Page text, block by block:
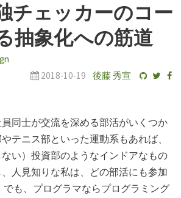
チェッカーのコー
抽象化への筋道
2018-10-19
後藤 秀宣
同士が交流を深める部活がいくつか
テニス部といった運動系もあれば、
ない）投資部のようなインドアなもの
人見知りな私は、どの部活にも参加
でも、プログラマならプログラミング